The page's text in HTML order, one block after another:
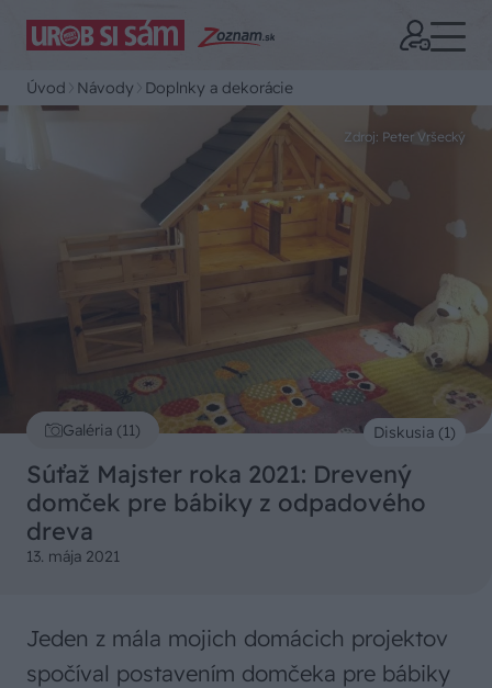
Úvod Návody Doplnky a dekorácie
Galéria (11)
Zdroj: Peter Vršecký
Súťaž Majster roka 2021: Drevený
domček pre bábiky z odpadového
dreva
13. mája 2021
Diskusia (1)
Jeden z mála mojich domácich projektov
spočíval postavením domčeka pre bábiky